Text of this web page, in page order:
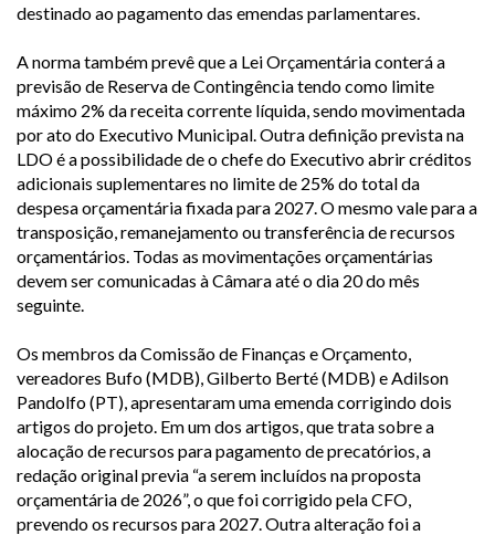
destinado ao pagamento das emendas parlamentares.
A norma também prevê que a Lei Orçamentária conterá a
previsão de Reserva de Contingência tendo como limite
máximo 2% da receita corrente líquida, sendo movimentada
por ato do Executivo Municipal. Outra definição prevista na
LDO é a possibilidade de o chefe do Executivo abrir créditos
adicionais suplementares no limite de 25% do total da
despesa orçamentária fixada para 2027. O mesmo vale para a
transposição, remanejamento ou transferência de recursos
orçamentários. Todas as movimentações orçamentárias
devem ser comunicadas à Câmara até o dia 20 do mês
seguinte.
Os membros da Comissão de Finanças e Orçamento,
vereadores Bufo (MDB), Gilberto Berté (MDB) e Adilson
Pandolfo (PT), apresentaram uma emenda corrigindo dois
artigos do projeto. Em um dos artigos, que trata sobre a
alocação de recursos para pagamento de precatórios, a
redação original previa “a serem incluídos na proposta
orçamentária de 2026”, o que foi corrigido pela CFO,
prevendo os recursos para 2027. Outra alteração foi a